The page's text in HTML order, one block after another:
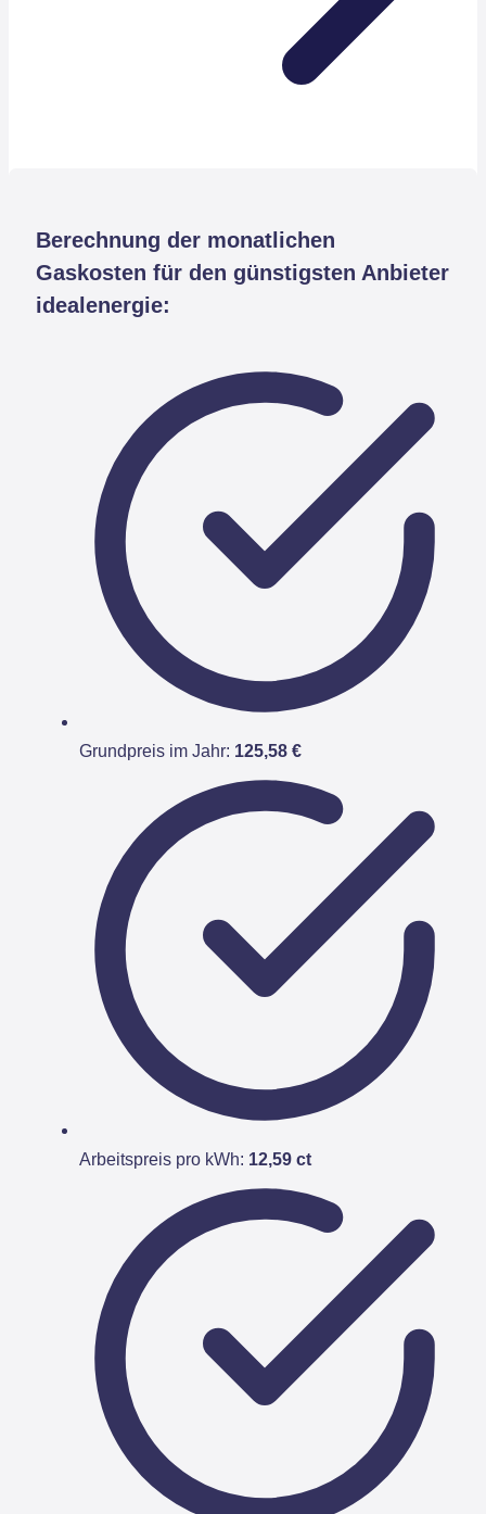
Berechnung der monatlichen
Gaskosten für den günstigsten Anbieter
idealenergie:
Grundpreis im Jahr: 125,58 €
Arbeitspreis pro kWh: 12,59 ct